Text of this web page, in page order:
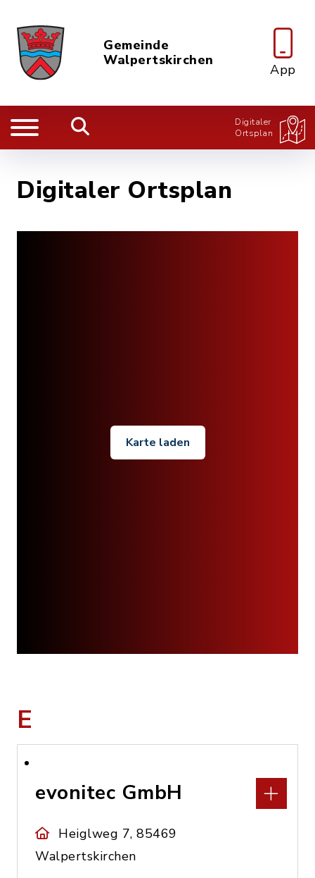
Gemeinde
Walpertskirchen
App
Digitaler
Ortsplan
Digitaler Ortsplan
Karte laden
E
evonitec GmbH
Heiglweg 7, 85469
Walpertskirchen